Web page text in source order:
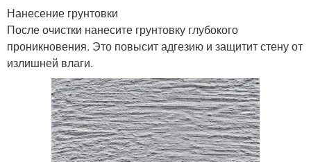
Нанесение грунтовки
После очистки нанесите грунтовку глубокого
проникновения. Это повысит адгезию и защитит стену от
излишней влаги.